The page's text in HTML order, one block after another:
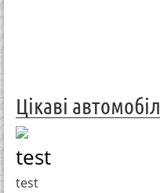
Цікаві
test
test